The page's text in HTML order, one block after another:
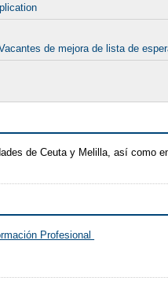
de mejora de lista de
de Ceuta y Melilla, así como
Profesional